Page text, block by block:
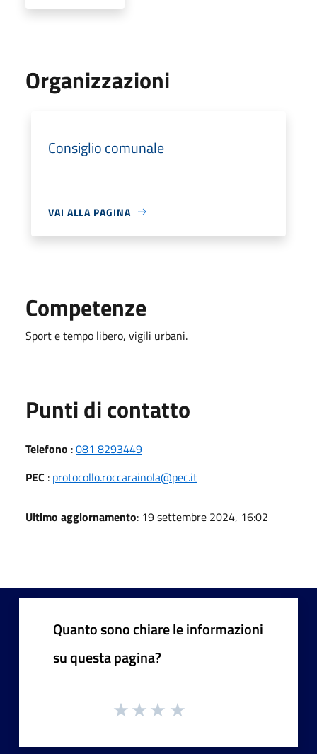
Organizzazioni
Consiglio comunale
VAI ALLA PAGINA
Competenze
Sport e tempo libero, vigili urbani.
Punti di contatto
Telefono :081 8293449
PEC : protocollo.roccarainola@pec.it
Ultimo aggiornamento: 19 settembre 2024, 16:02
Quanto sono chiare le informazioni
su questa pagina?